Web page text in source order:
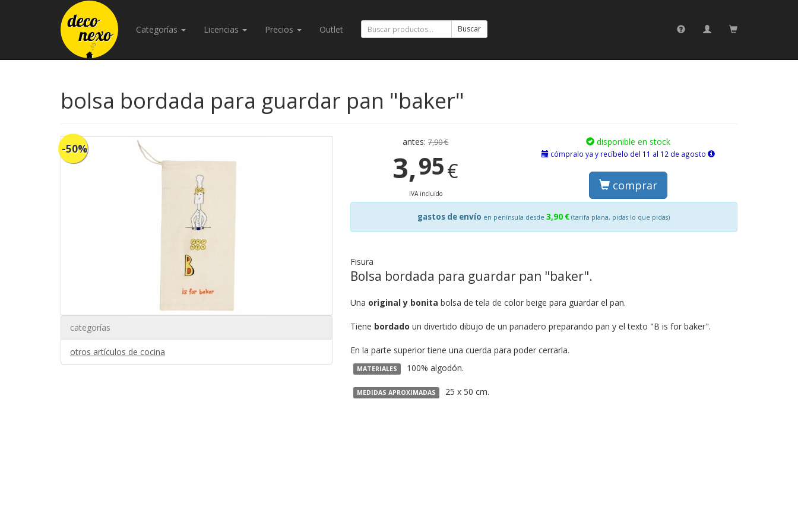
Categorías Licencias Precios Outlet Buscar
bolsa bordada para guardar pan "baker"
-50%
categorías
otros artículos de cocina
antes:7,90 €
3,95€
IVA incluido
disponible en stock
cómpralo ya y recíbelo del 11 al 12 de agosto
comprar
gastos de envío en península desde 3,90 € (tarifa plana, pidas lo que pidas)
Fisura
Bolsa bordada para guardar pan "baker".
Una original y bonita bolsa de tela de color beige para guardar el pan.
Tiene bordado un divertido dibujo de un panadero preparando pan y el texto "B is for baker".
En la parte superior tiene una cuerda para poder cerrarla.
MATERIALES 100% algodón.
MEDIDAS APROXIMADAS 25 x 50 cm.